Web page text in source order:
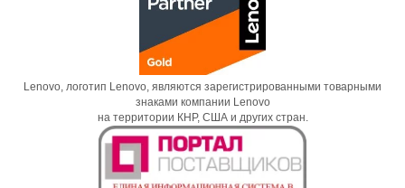
Lenovo, логотип Lenovo, являются зарегистрированными товарными
знаками компании Lenovo
на территории КНР, США и других стран.